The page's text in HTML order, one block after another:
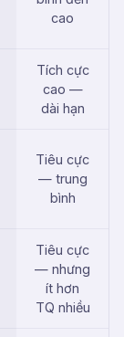
cao
Tích cực
cao —
dài hạn
Tiêu cực
— trung
bình
Tiêu cực
— nhưng
ít hơn
TQ nhiều